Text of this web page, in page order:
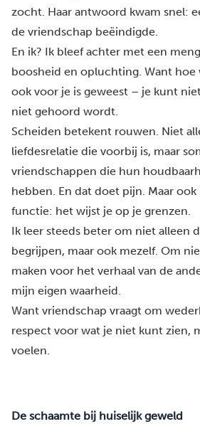
zocht. Haar antwoord kwam snel:
de vriendschap beëindigde.
En ik? Ik bleef achter met een
boosheid en opluchting. Want hoe
ook voor je is geweest – je kunt
niet gehoord wordt.
Scheiden betekent rouwen. Niet
liefdesrelatie die voorbij is, maar
vriendschappen die hun
hebben. En dat doet pijn. Maar
functie: het wijst je op je grenzen.
Ik leer steeds beter om niet alleen
begrijpen, maar ook mezelf. Om
maken voor het verhaal van de
mijn eigen waarheid.
Want vriendschap vraagt om
respect voor wat je niet kunt zien,
voelen.
De schaamte bij huiselijk geweld